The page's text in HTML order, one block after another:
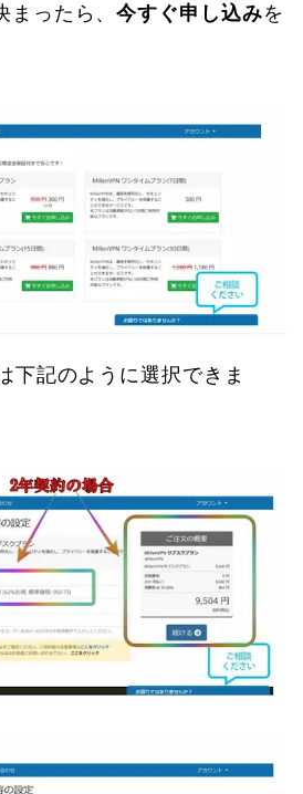
まったら、今すぐ申し込みを
下記のように選択できま